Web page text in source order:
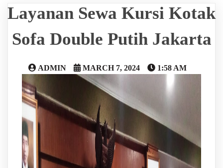
Layanan Sewa Kursi Kotak
Sofa Double Putih Jakarta
ADMIN MARCH 7, 2024 1:58 AM